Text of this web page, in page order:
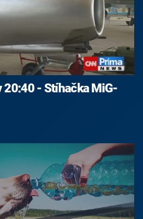
- Stíhačka MiG-